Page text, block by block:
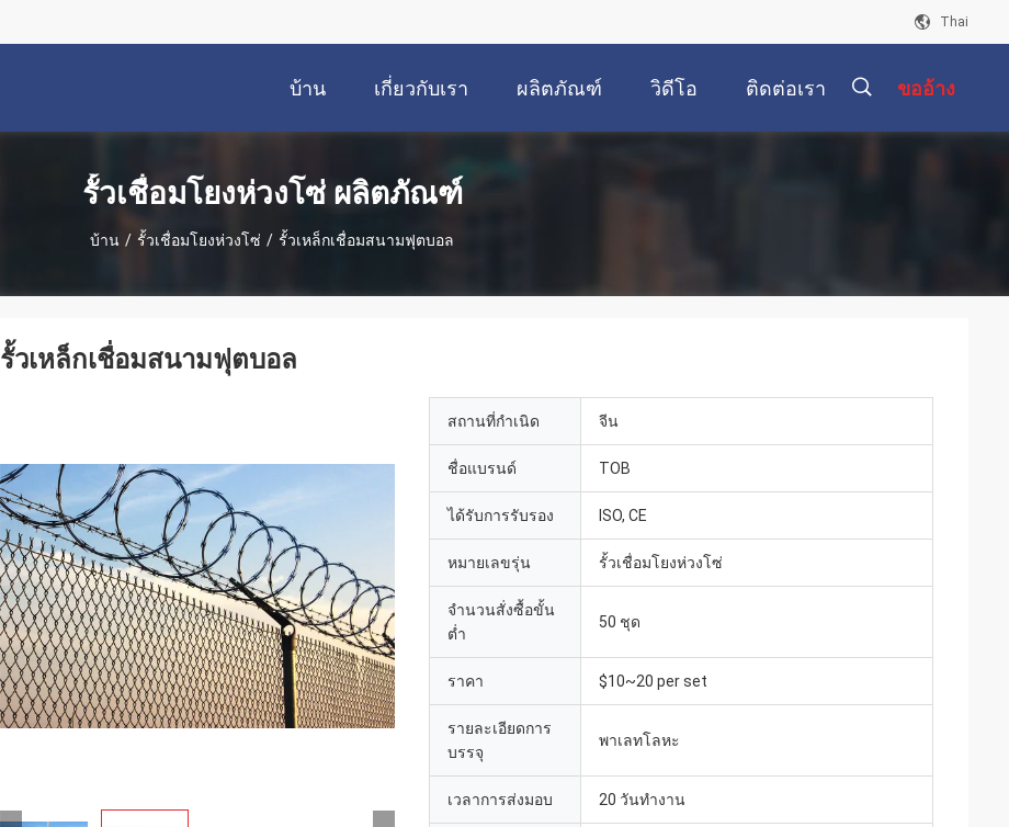
Thai
บ้าน เกี่ยวกับเรา ผลิตภัณฑ์ วิดีโอ ติดต่อเรา ขออ้าง
รั้วเชื่อมโยงห่วงโซ่ ผลิตภัณฑ์
บ้าน / รั้วเชื่อมโยงห่วงโซ่ / รั้วเหล็กเชื่อมสนามฟุตบอล
รั้วเหล็กเชื่อมสนามฟุตบอล
สถานที่กำเนิด จีน
ชื่อแบรนด์ TOB
ได้รับการรับรอง ISO, CE
หมายเลขรุ่น รั้วเชื่อมโยงห่วงโซ่
จำนวนสั่งซื้อขั้น
ต่ำ
50 ชุด
ราคา $10~20 per set
รายละเอียดการ
บรรจุ
พาเลทโลหะ
เวลาการส่งมอบ 20 วันทำงาน